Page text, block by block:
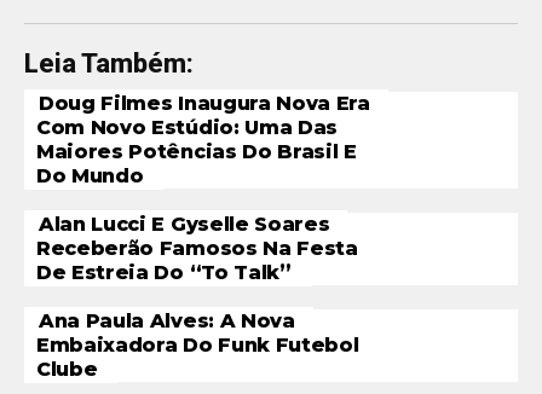
Leia Também:
Doug Filmes Inaugura Nova Era
Com Novo Estúdio: Uma Das
Maiores Potências Do Brasil E
Do Mundo
Alan Lucci E Gyselle Soares
Receberão Famosos Na Festa
De Estreia Do “To Talk”
Ana Paula Alves: A Nova
Embaixadora Do Funk Futebol
Clube